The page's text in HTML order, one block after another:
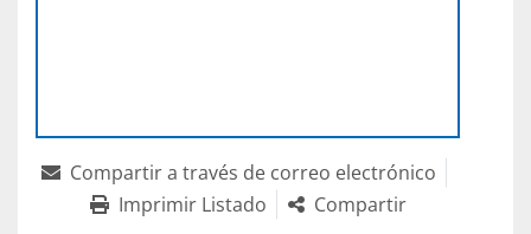
Compartir a través de correo electrónico
Imprimir Listado
Compartir